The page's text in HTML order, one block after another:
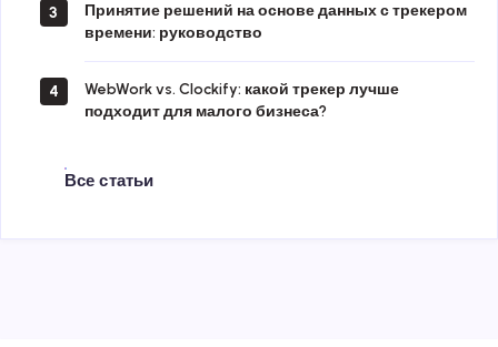
3
Принятие решений на основе данных с трекером
времени: руководство
4
WebWork vs. Clockify: какой трекер лучше
подходит для малого бизнеса?
Все статьи